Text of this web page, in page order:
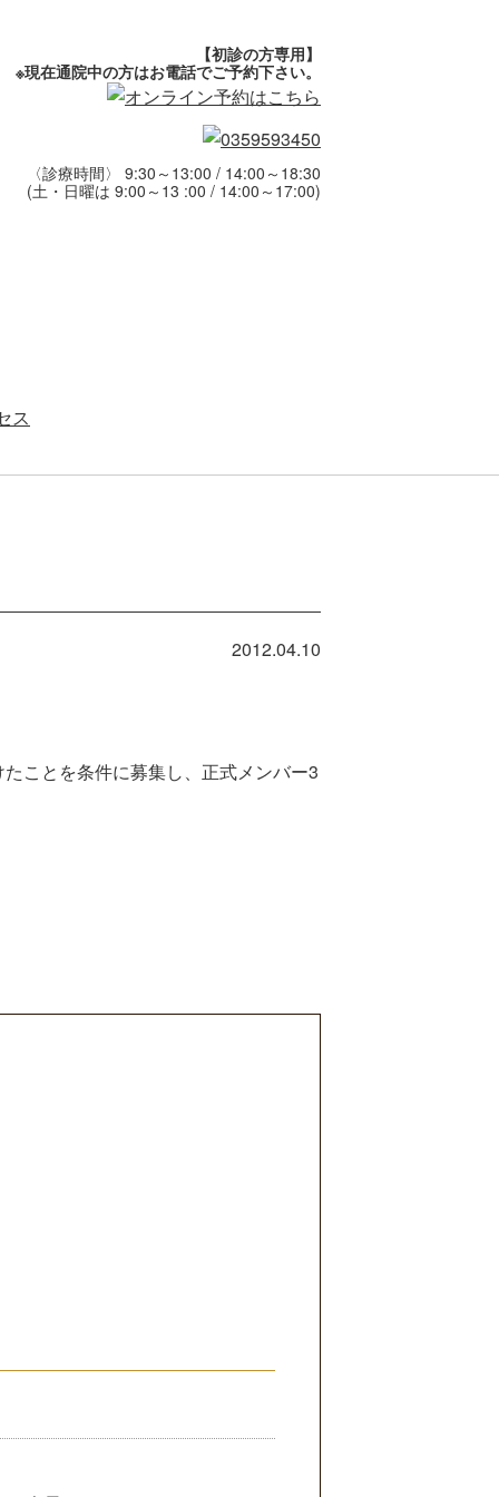
【初診の方専用】
※現在通院中の方はお電話でご予約下さい。
〈診療時間〉 9:30～13:00 / 14:00～18:30
(土・日曜は 9:00～13 :00 / 14:00～17:00)
2012.04.10
ことを条件に募集し、正式メンバー3